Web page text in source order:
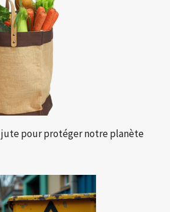
jute pour protéger notre planète